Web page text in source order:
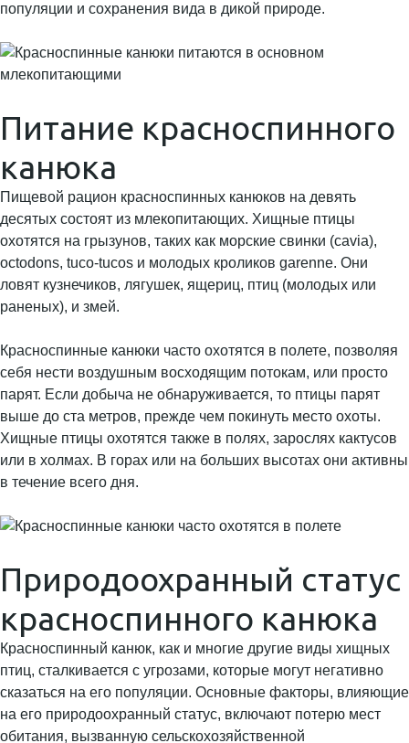
популяции и сохранения вида в дикой природе.
Питание красноспинного
канюка
Пищевой рацион красноспинных канюков на девять
десятых состоят из млекопитающих. Хищные птицы
охотятся на грызунов, таких как морские свинки (cavia),
octodons, tuco-tucos и молодых кроликов garenne. Они
ловят кузнечиков, лягушек, ящериц, птиц (молодых или
раненых), и змей.
Красноспинные канюки часто охотятся в полете, позволяя
себя нести воздушным восходящим потокам, или просто
парят. Если добыча не обнаруживается, то птицы парят
выше до ста метров, прежде чем покинуть место охоты.
Хищные птицы охотятся также в полях, зарослях кактусов
или в холмах. В горах или на больших высотах они активны
в течение всего дня.
Природоохранный статус
красноспинного канюка
Красноспинный канюк, как и многие другие виды хищных
птиц, сталкивается с угрозами, которые могут негативно
сказаться на его популяции. Основные факторы, влияющие
на его природоохранный статус, включают потерю мест
обитания, вызванную сельскохозяйственной